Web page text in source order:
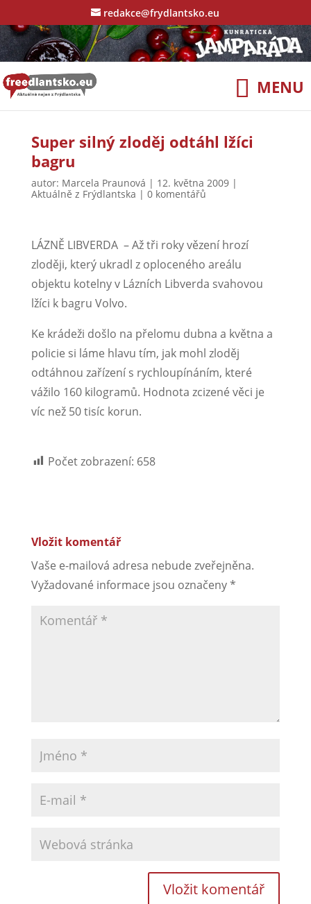
redakce@frydlantsko.eu
Super silný zloděj odtáhl lžíci
bagru
autor: Marcela Praunová | 12. května 2009|
Aktuálně z Frýdlantska | 0 komentářů
LÁZNĚ LIBVERDA – Až tři roky vězení hrozí
zloději, který ukradl z oploceného areálu
objektu kotelny v Lázních Libverda svahovou
lžíci k bagru Volvo.
Ke krádeži došlo na přelomu dubna a května a
policie si láme hlavu tím, jak mohl zloděj
odtáhnou zařízení s rychloupínáním, které
vážilo 160 kilogramů. Hodnota zcizené věci je
víc než 50 tisíc korun.
Počet zobrazení: 658
Vložit komentář
Vaše e-mailová adresa nebude zveřejněna.
Vyžadované informace jsou označeny*